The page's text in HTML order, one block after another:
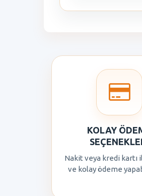
KOLAY
Nakit veya kredi kartı
ve kolay ödeme